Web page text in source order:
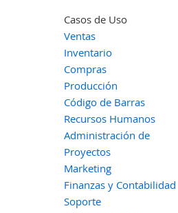
Casos de Uso
Ventas
Inventario
Compras
Producción
Código de Barras
Recursos Humanos
Administración de
Proyectos
Marketing
Finanzas y Contabilidad
Soporte